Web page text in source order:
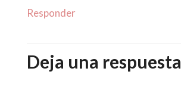
Responder
Deja una respuesta